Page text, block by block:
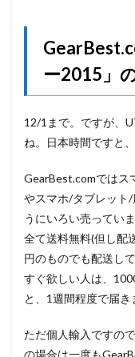
ー2015」
12/1まで。ですが、
ね。日本時間ですと
GearBest.comではス
やスマホ/タブレット/
うにいろい売っていま
全て送料無料(但し配
円のものでも配送して
すぐ欲しい人は、
と、1週間程度で届き
ただ個人輸入ですの